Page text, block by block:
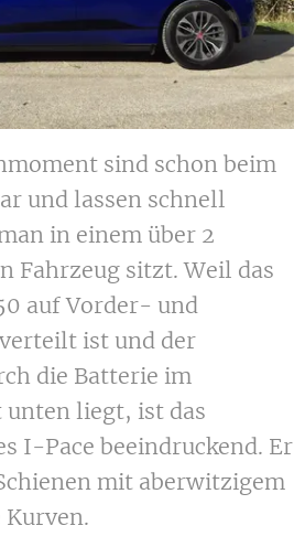
sind schon beim
und lassen schnell
in einem über 2
Fahrzeug sitzt. Weil das
auf Vorder- und
ist und der
die Batterie im
liegt, ist das
I-Pace beeindruckend. Er
mit aberwitzigem
Kurven.